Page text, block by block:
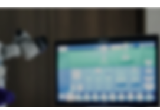
療について